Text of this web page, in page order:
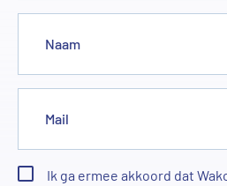
Naam
Mail
Ik ga ermee akkoord dat